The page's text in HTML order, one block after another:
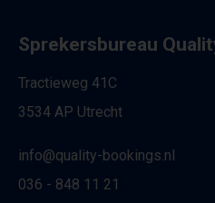
Sprekersbureau
Tractieweg 41C
3534 AP Utrecht
info@quality-bookings.nl
036 - 848 11 21